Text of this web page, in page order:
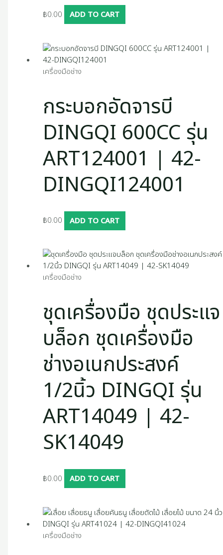
฿0.00 ADD TO CART
เครื่องมือช่าง
กระบอกอัดจารบี
DINGQI 600CC รุ่น
ART124001 | 42-
DINGQI124001
฿0.00 ADD TO CART
เครื่องมือช่าง
ชุดเครื่องมือ ชุดประแจ
บล็อก ชุดเครื่องมือ
ช่างอเนกประสงค์
1/2นิ้ว DINGQI รุ่น
ART14049 | 42-
SK14049
฿0.00 ADD TO CART
เครื่องมือช่าง